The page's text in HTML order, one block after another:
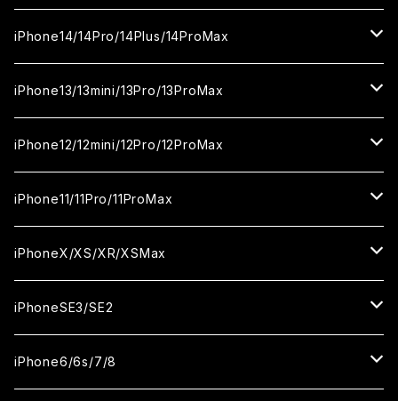
セラミックフィルム
カメラ用フィルム
ガラスフィルム
セラミックフィルム
iPhone16Pro
ガラスフィルム
セラミックフィルム
iPhone16Plus
ガラスフィルム
セラミックフィルム
iPhone16ProMax
ガラスフィルム
セラミックフィルム
iPhone15
ガラスフィルム
セラミックフィルム
iPhone15Pro
ガラスフィルム
セラミックフィルム
iPhone15Plus
ガラスフィルム
セラミックフィルム
iPhone15ProMax
ガラスフィルム
セラミックフィルム
iPhone14/14Pro/14Plus/14ProMax
iPhone14
ガラスフィルム
セラミックフィルム
iPhone14Pro
ガラスフィルム
セラミックフィルム
iPhone14Plus
ガラスフィルム
セラミックフィルム
iPhone14ProMax
ガラスフィルム
セラミックフィルム
iPhone13/13mini/13Pro/13ProMax
iPhone13/13Pro
ガラスフィルム
セラミックフィルム
iPhone13mini
ガラスフィルム
セラミックフィルム
iPhone13ProMax
ガラスフィルム
セラミックフィルム
iPhone12/12mini/12Pro/12ProMax
iPhone12/12Pro
ガラスフィルム
セラミックフィルム
iPhone12mini
ガラスフィルム
セラミックフィルム
iPhone12ProMax
ガラスフィルム
iPhone11/11Pro/11ProMax
iPhone11
ガラスフィルム
セラミックフィルム
iPhone11Pro
ガラスフィルム
iPhone11Pro Max
iPhoneX/XS/XR/XSMax
iPhoneX
ガラスフィルム
iPhoneXS
iPhoneSE3/SE2
iPhoneSE3
iPhone6/6s/7/8